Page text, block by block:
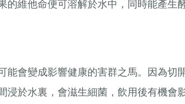
維他命便可溶解於水中，同時能產生
會變成影響健康的害群之馬。因為切
於水裏，會滋生細菌，飲用後有機會